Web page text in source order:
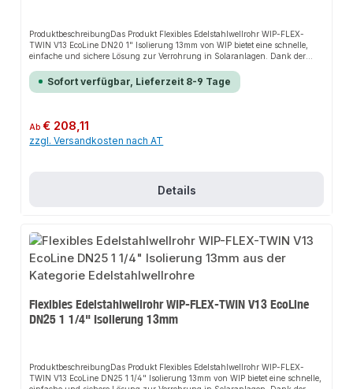
ProduktbeschreibungDas Produkt Flexibles Edelstahlwellrohr WIP-FLEX-
TWIN V13 EcoLine DN20 1" Isolierung 13mm von WIP bietet eine schnelle,
einfache und sichere Lösung zur Verrohrung in Solaranlagen. Dank der
verschiedene bauliche Gegebenheiten an. Das robuste Design und die
einfache Montage machen dieses Produkt zu einer zuverlässigen Wahl für
180°CKorrosionsbeständigkeit13mm Isolierung aus Vlies mit PE-
SchutzfolieAnwendungsbereicheVerrohrung in SolaranlagenInstallationen
auf Dächern und in AußenbereichenProduktdatenMaterial:
Sofort verfügbar, Lieferzeit 8-9 Tage
Regulärer Preis:
Ab€ 208,11
zzgl. Versandkosten nach AT
Details
Flexibles Edelstahlwellrohr WIP-FLEX-TWIN V13 EcoLine
DN25 1 1/4" Isolierung 13mm
ProduktbeschreibungDas Produkt Flexibles Edelstahlwellrohr WIP-FLEX-
TWIN V13 EcoLine DN25 1 1/4" Isolierung 13mm von WIP bietet eine schnelle,